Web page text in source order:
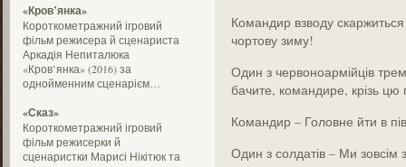
«Кров’янка»
Короткометражний ігровий
фільм режисера й сценариста
Аркадія Непиталюка
«Кров’янка» (2016) за
однойменним сценарієм…
«Сказ»
Короткометражний ігровий
фільм режисерки й
сценаристки Марисі Нікітюк та
Командир взводу
чортову зиму!
Один з червоноармійців
бачите, командире, крізь цю
Командир – Головне йти в
Один з солдатів – Ми зовсім